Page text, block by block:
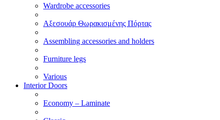
Wardrobe accessories
Αξεσουάρ Θωρακισμένης Πόρτας
Assembling accessories and holders
Furniture legs
Various
Interior Doors
Economy – Laminate